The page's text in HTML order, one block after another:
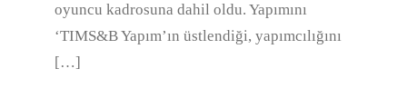
oyuncu kadrosuna dahil oldu. Yapımını
‘TIMS&B Yapım’ın üstlendiği, yapımcılığını
[…]